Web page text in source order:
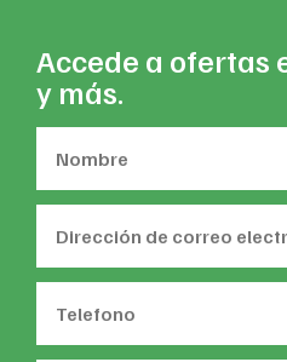
Accede a ofertas
y más.